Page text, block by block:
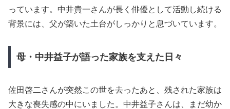
っています。中井貴一さんが長く俳優として活動し続ける
背景には、父が築いた土台がしっかりと息づいています。
母・中井益子が語った家族を支えた日々
佐田啓二さんが突然この世を去ったあと、残された家族は
大きな喪失感の中にいました。中井益子さんは、まだ幼か